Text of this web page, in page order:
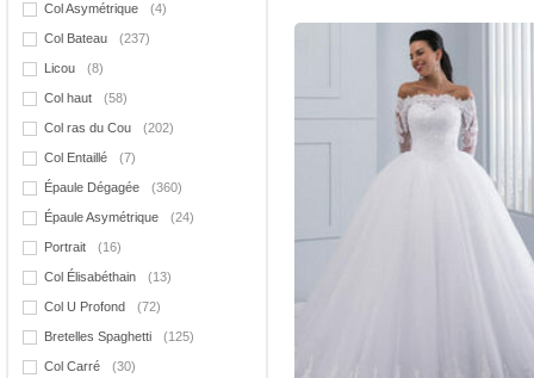
Col Asymétrique
(4)
Col Bateau (237)
Licou (8)
Col haut (58)
Col ras du Cou (202)
Col Entaillé (7)
Épaule Dégagée (360)
Épaule Asymétrique (24)
Portrait (16)
Col Élisabéthain (13)
Col U Profond (72)
Bretelles Spaghetti (125)
Col Carré (30)